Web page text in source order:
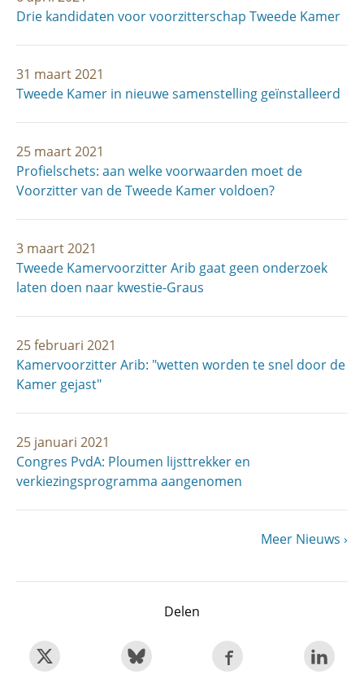
Drie kandidaten voor voorzitterschap Tweede Kamer
31 maart 2021
Tweede Kamer in nieuwe samenstelling geïnstalleerd
25 maart 2021
Profielschets: aan welke voorwaarden moet de
Voorzitter van de Tweede Kamer voldoen?
3 maart 2021
Tweede Kamervoorzitter Arib gaat geen onderzoek
laten doen naar kwestie-Graus
25 februari 2021
Kamervoorzitter Arib: "wetten worden te snel door de
Kamer gejast"
25 januari 2021
Congres PvdA: Ploumen lijsttrekker en
verkiezingsprogramma aangenomen
Volgende
Meer Nieuws
Delen